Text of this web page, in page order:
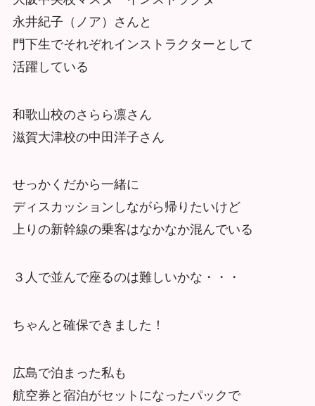
永井紀子（ノア）さんと
門下生でそれぞれインストラクターとして
活躍している
和歌山校のさらら凛さん
滋賀大津校の中田洋子さん
せっかくだから一緒に
ディスカッションしながら帰りたいけど
上りの新幹線の乗客はなかなか混んでいる
３人で並んで座るのは難しいかな・・・
ちゃんと確保できました！
広島で泊まった私も
航空券と宿泊がセットになったパックで